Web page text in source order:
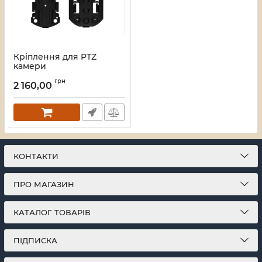
Кріплення для PTZ
камери
2 160,00 грн
КОНТАКТИ
ПРО МАГАЗИН
КАТАЛОГ ТОВАРІВ
ПІДПИСКА